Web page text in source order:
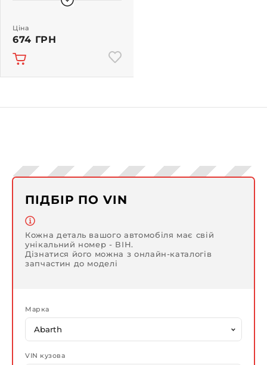
Ціна
674 ГРН
ПІДБІР ПО VIN
Кожна деталь вашого автомобіля має свій
унікальний номер - ВІН.
Дізнатися його можна з онлайн-каталогів
запчастин до моделі
Марка
VIN кузова